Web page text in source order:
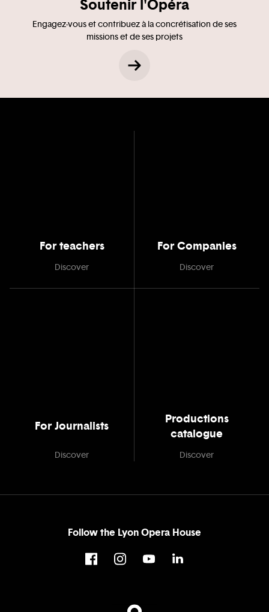
Soutenir l'Opéra
Engagez-vous et contribuez à la concrétisation de ses
missions et de ses projets
For teachers
Discover
For Companies
Discover
For Journalists
Discover
Productions
catalogue
Discover
Follow the Lyon Opera House